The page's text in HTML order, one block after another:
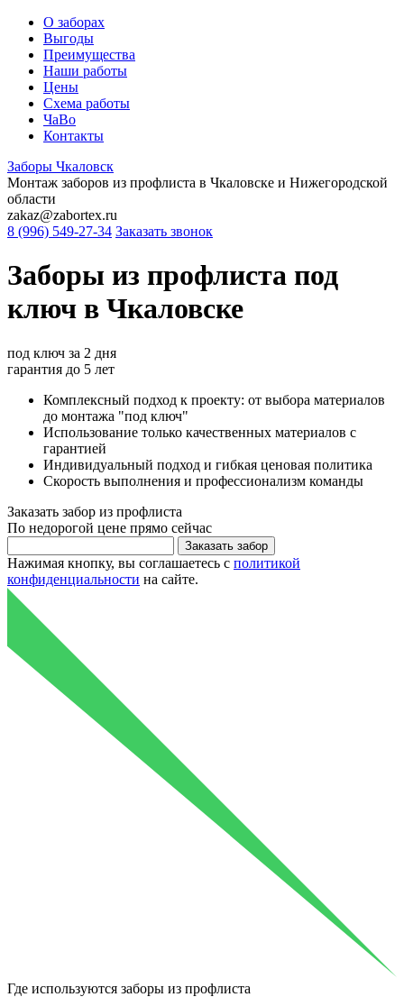
О заборах
Выгоды
Преимущества
Наши работы
Цены
Схема работы
ЧаВо
Контакты
Заборы Чкаловск
Монтаж заборов из профлиста в Чкаловске и Нижегородской
области
zakaz@zabortex.ru
8 (996) 549-27-34 Заказать звонок
Заборы из профлиста под
ключ в Чкаловске
под ключ за 2 дня
гарантия до 5 лет
Комплексный подход к проекту: от выбора материалов
до монтажа "под ключ"
Использование только качественных материалов с
гарантией
Индивидуальный подход и гибкая ценовая политика
Скорость выполнения и профессионализм команды
Заказать забор из профлиста
По недорогой цене прямо сейчас
Нажимая кнопку, вы соглашаетесь с политикой
конфиденциальности на сайте.
Где используются заборы из профлиста